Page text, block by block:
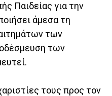
Παιδείας για την
άμεσα τη
των
των
τους προς τον